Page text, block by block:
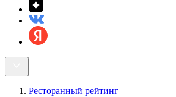
Ресторанный рейтинг